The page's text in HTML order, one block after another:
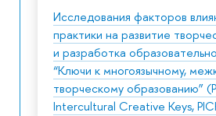
Исследования факторов
практики на развитие
и разработка
“Ключи к многоязычному,
творческому образованию”
Intercultural Creative Keys,